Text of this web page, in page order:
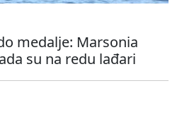
medalje: Marsonia
su na redu lađari